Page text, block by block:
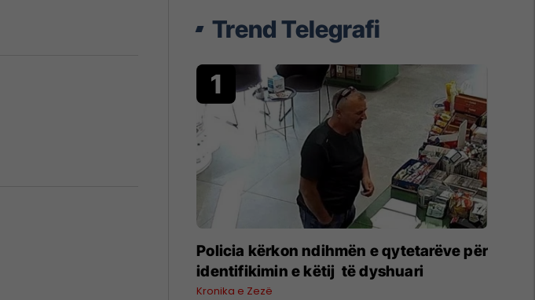
Trend Telegrafi
Policia kërkon ndihmën e qytetarëve për
identifikimin e këtij të dyshuari
Kronika e Zezë